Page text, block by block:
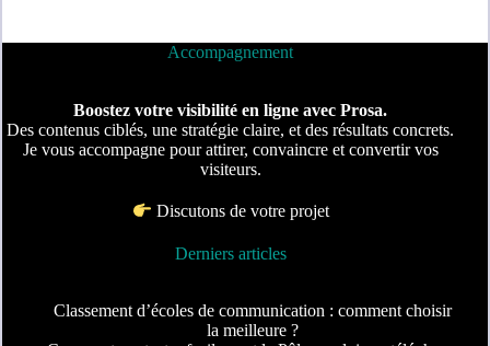
Accompagnement
Boostez votre visibilité en ligne avec Prosa.
Des contenus ciblés, une stratégie claire, et des résultats concrets.
Je vous accompagne pour attirer, convaincre et convertir vos
visiteurs.
Discutons de votre projet
Derniers articles
Classement d’écoles de communication : comment choisir
la meilleure ?